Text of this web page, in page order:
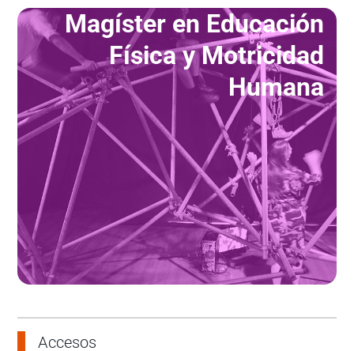
Magíster en Educación
Física y Motricidad
Humana
Accesos